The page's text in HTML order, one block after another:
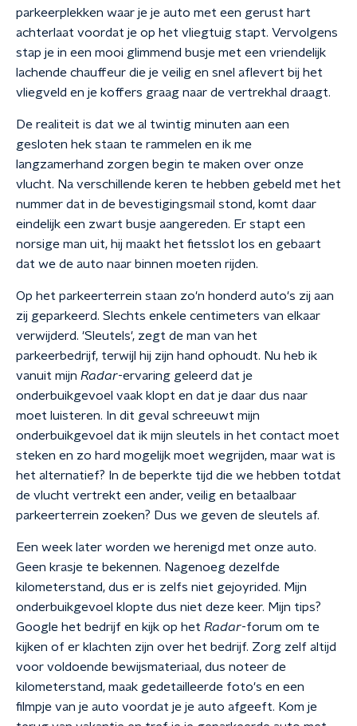
parkeerplekken waar je je auto met een gerust hart
achterlaat voordat je op het vliegtuig stapt. Vervolgens
stap je in een mooi glimmend busje met een vriendelijk
lachende chauffeur die je veilig en snel aflevert bij het
vliegveld en je koffers graag naar de vertrekhal draagt.
De realiteit is dat we al twintig minuten aan een
gesloten hek staan te rammelen en ik me
langzamerhand zorgen begin te maken over onze
vlucht. Na verschillende keren te hebben gebeld met het
nummer dat in de bevestigingsmail stond, komt daar
eindelijk een zwart busje aangereden. Er stapt een
norsige man uit, hij maakt het fietsslot los en gebaart
dat we de auto naar binnen moeten rijden.
Op het parkeerterrein staan zo'n honderd auto's zij aan
zij geparkeerd. Slechts enkele centimeters van elkaar
verwijderd. 'Sleutels', zegt de man van het
parkeerbedrijf, terwijl hij zijn hand ophoudt. Nu heb ik
vanuit mijn Radar-ervaring geleerd dat je
onderbuikgevoel vaak klopt en dat je daar dus naar
moet luisteren. In dit geval schreeuwt mijn
onderbuikgevoel dat ik mijn sleutels in het contact moet
steken en zo hard mogelijk moet wegrijden, maar wat is
het alternatief? In de beperkte tijd die we hebben totdat
de vlucht vertrekt een ander, veilig en betaalbaar
parkeerterrein zoeken? Dus we geven de sleutels af.
Een week later worden we herenigd met onze auto.
Geen krasje te bekennen. Nagenoeg dezelfde
kilometerstand, dus er is zelfs niet gejoyrided. Mijn
onderbuikgevoel klopte dus niet deze keer. Mijn tips?
Google het bedrijf en kijk op het Radar-forum om te
kijken of er klachten zijn over het bedrijf. Zorg zelf altijd
voor voldoende bewijsmateriaal, dus noteer de
kilometerstand, maak gedetailleerde foto's en een
filmpje van je auto voordat je je auto afgeeft. Kom je